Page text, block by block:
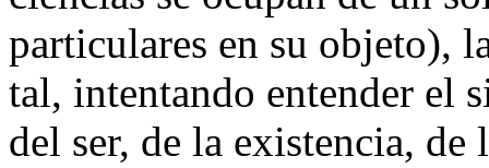
particulares en su objeto),
tal, intentando entender el
del ser, de la existencia,